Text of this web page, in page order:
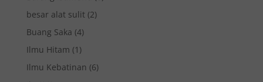
besar alat sulit(2)
Buang Saka (4)
Ilmu Hitam (1)
Ilmu Kebatinan (6)